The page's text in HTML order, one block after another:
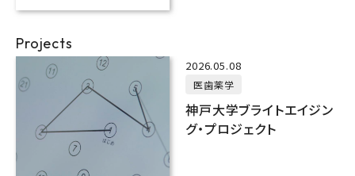
Projects
2026.05.08
医歯薬学
神戸大学ブライトエイジン
グ・プロジェクト